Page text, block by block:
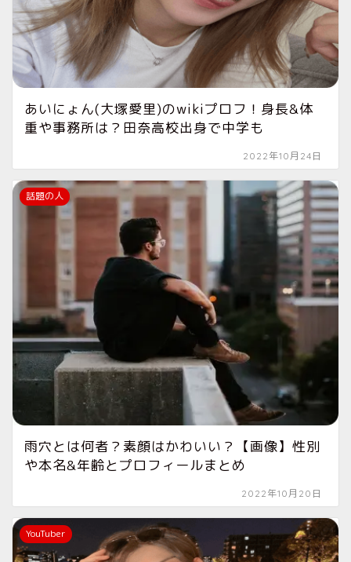
あいにょん(大塚愛里)のwikiプロフ！身長&体
重や事務所は？田奈高校出身で中学も
2022年10月24日
話題の人
雨穴とは何者？素顔はかわいい？【画像】性別
や本名&年齢とプロフィールまとめ
2022年10月20日
YouTuber